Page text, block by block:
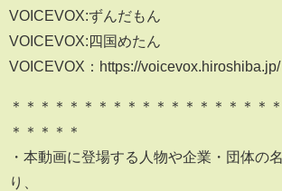
VOICEVOX:ずんだもん
VOICEVOX:四国めたん
VOICEVOX：https://voicevox.hiroshiba.jp/
＊＊＊＊＊＊＊＊＊＊＊＊＊＊＊＊＊＊
＊＊＊＊＊
・本動画に登場する人物や企業・団体の
り、